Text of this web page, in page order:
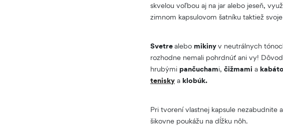
skvelou voľbou aj na jar alebo jeseň,
zimnom kapsulovom šatníku taktiež
Svetrealebo mikinyv neutrálnych
rozhodne nemali pohrdnúť ani vy!
hrubými pančuchami, čižmami a
tenisky a klobúk.
Pri tvorení vlastnej kapsule nezabudnite
šikovne poukážu na dĺžku nôh.